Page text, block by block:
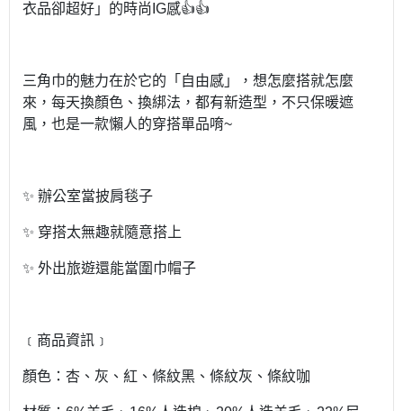
衣品卻超好」的時尚IG感👍👍
三角巾的魅力在於它的「自由感」，想怎麼搭就怎麼
來，每天換顏色、換綁法，都有新造型，不只保暖遮
風，也是一款懶人的穿搭單品唷~
✨ 辦公室當披肩毯子
✨ 穿搭太無趣就隨意搭上
✨ 外出旅遊還能當圍巾帽子
﹝商品資訊﹞
顏色：杏、灰、紅、條紋黑、條紋灰、條紋咖